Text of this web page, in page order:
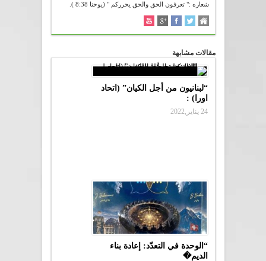
شعاره :" تعرفون الحق والحق يحرركم " (يوحنا 8:38 ).
مقالات مشابهة
“لبنانيون من أجل الكيان” (اتحاد
اورا) :
24 يناير,2022
“الوحدة في التعدّد: إعادة بناء
الديم�